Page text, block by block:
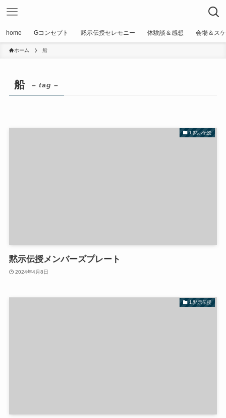
home Gコンセプト 黙示伝授セレモニー 体験談＆感想 会場＆ス
ホーム 船
船 – tag –
1.黙示伝授
黙示伝授メンバーズプレート
2024年4月8日
1.黙示伝授